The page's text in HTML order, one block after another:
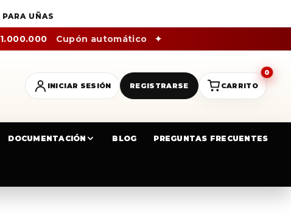
UÑAS
Cupón automático ✦
INICIAR SESIÓN REGISTRARSE
0
CARRITO
DOCUMENTACIÓN BLOG PREGUNTAS FRECUENTES